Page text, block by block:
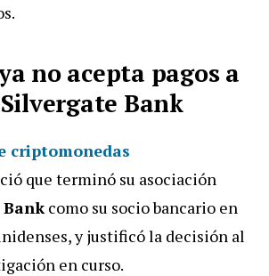
no acepta pagos a
Bank
criptomonedas
que terminó su asociación
como su socio bancario en
y justificó la decisión al
en curso.